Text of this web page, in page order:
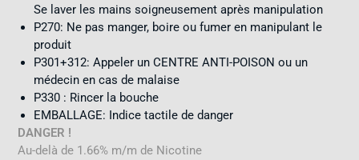
Se laver les mains soigneusement après manipulation
P270: Ne pas manger, boire ou fumer en manipulant le
produit
P301+312: Appeler un CENTRE ANTI-POISON ou un
médecin en cas de malaise
P330 : Rincer la bouche
EMBALLAGE: Indice tactile de danger
DANGER !
Au-delà de 1.66% m/m de Nicotine